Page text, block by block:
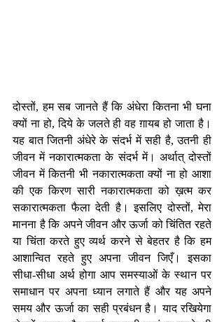
दोस्तों, हम सब जानते हैं कि अंधेरा कितना भी घना
क्यों ना हो, दिये के जलते ही वह ग़ायब हो जाता है।
यह बात जितनी अंधेरे के संदर्भ में सही है, उतनी ही
जीवन में नकारात्मकता के संदर्भ में। अर्थात् दोस्तों
जीवन में कितनी भी नकारात्मकता क्यों ना हो आशा
की एक किरण सारी नकारात्मकता को ख़त्म कर
सकारात्मकता फैला देती है। इसलिए दोस्तों, मेरा
मानना है कि अपने जीवन और ऊर्जा को चिंतित रहते
या चिंता करते हुए व्यर्थ करने से बेहतर है कि हम
आशान्वित रहते हुए अपना जीवन जिएँ। इसका
सीधा-सीधा अर्थ होगा आप समस्याओं के स्थान पर
समाधान पर अपना ध्यान लगाते हैं और यह अपने
समय और ऊर्जा का सही प्रबंधन है। याद रखियेगा